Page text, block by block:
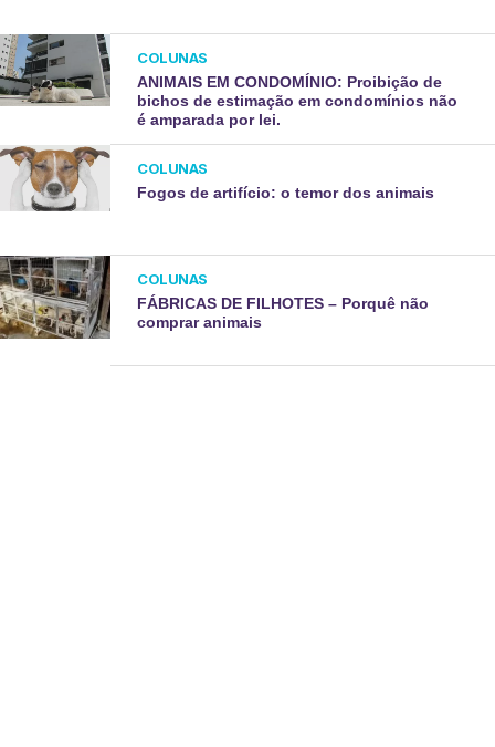
COLUNAS
ANIMAIS EM CONDOMÍNIO: Proibição de
bichos de estimação em condomínios não
é amparada por lei.
COLUNAS
Fogos de artifício: o temor dos animais
COLUNAS
FÁBRICAS DE FILHOTES – Porquê não
comprar animais